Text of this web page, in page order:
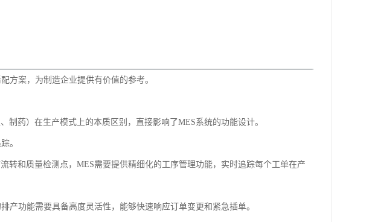
方案，为制造企业提供有价值的参考。
药）在生产模式上的本质区别，直接影响了MES系统的功能设计。
。
转和质量检测点，MES需要提供精细化的工序管理功能，实时追踪每个工单在产
产功能需要具备高度灵活性，能够快速响应订单变更和紧急插单。